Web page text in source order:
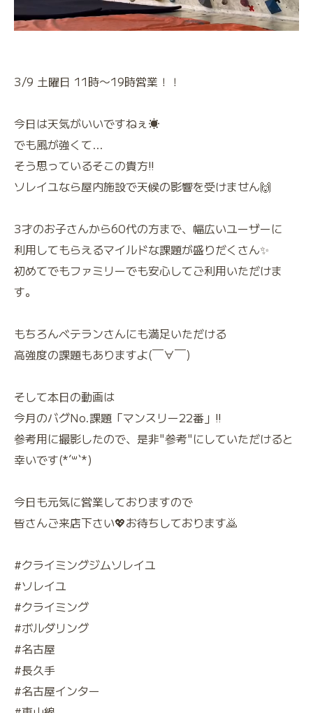
3/9 土曜日 11時〜19時営業！！
今日は天気がいいですねぇ☀️
でも風が強くて…
そう思っているそこの貴方‼️
ソレイユなら屋内施設で天候の影響を受けません🙌
3才のお子さんから60代の方まで、幅広いユーザーに
利用してもらえるマイルドな課題が盛りだくさん✨
初めてでもファミリーでも安心してご利用いただけま
す。
もちろんベテランさんにも満足いただける
高強度の課題もありますよ(￣∀￣)
そして本日の動画は
今月のバグNo.課題「マンスリー22番」‼️
参考用に撮影したので、是非"参考"にしていただけると
幸いです(*´꒳`*)
今日も元気に営業しておりますので
皆さんご来店下さい💖お待ちしております🙇
#クライミングジムソレイユ
#ソレイユ
#クライミング
#ボルダリング
#名古屋
#長久手
#名古屋インター